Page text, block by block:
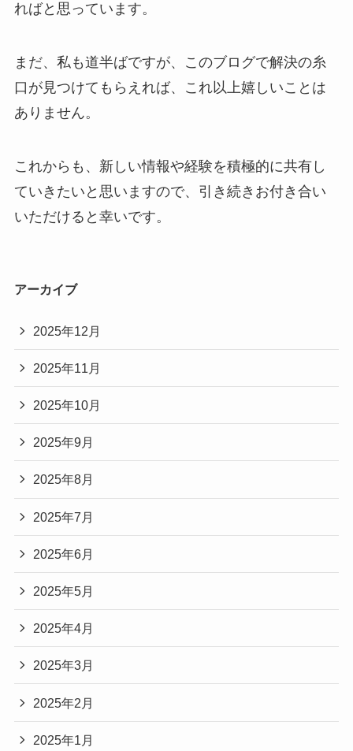
ればと思っています。
まだ、私も道半ばですが、このブログで解決の糸
口が見つけてもらえれば、これ以上嬉しいことは
ありません。
これからも、新しい情報や経験を積極的に共有し
ていきたいと思いますので、引き続きお付き合い
いただけると幸いです。
アーカイブ
2025年12月
2025年11月
2025年10月
2025年9月
2025年8月
2025年7月
2025年6月
2025年5月
2025年4月
2025年3月
2025年2月
2025年1月